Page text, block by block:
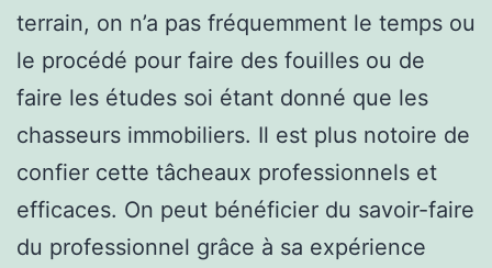
terrain, on n’a pas fréquemment le temps ou
le procédé pour faire des fouilles ou de
faire les études soi étant donné que les
chasseurs immobiliers. Il est plus notoire de
confier cette tâcheaux professionnels et
efficaces. On peut bénéficier du savoir-faire
du professionnel grâce à sa expérience